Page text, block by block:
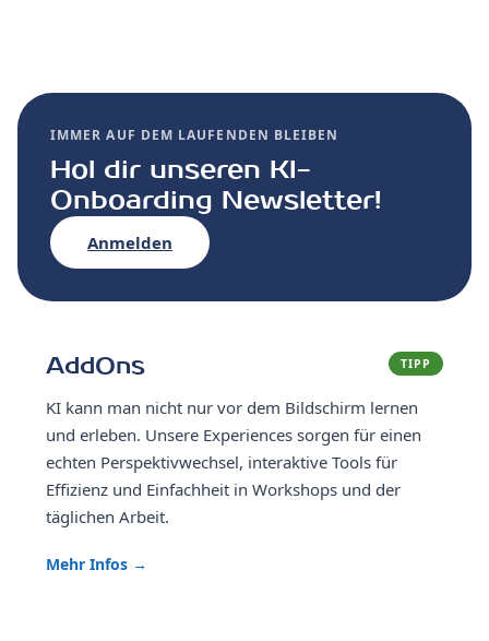
IMMER AUF DEM LAUFENDEN BLEIBEN
Hol dir unseren KI-
Onboarding Newsletter!
Anmelden
TIPP
AddOns
KI kann man nicht nur vor dem Bildschirm lernen
und erleben. Unsere Experiences sorgen für einen
echten Perspektivwechsel, interaktive Tools für
Effizienz und Einfachheit in Workshops und der
täglichen Arbeit.
Mehr Infos →